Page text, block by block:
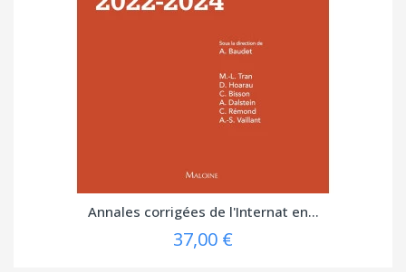
Annales corrigées de l'Internat en...
37,00 €